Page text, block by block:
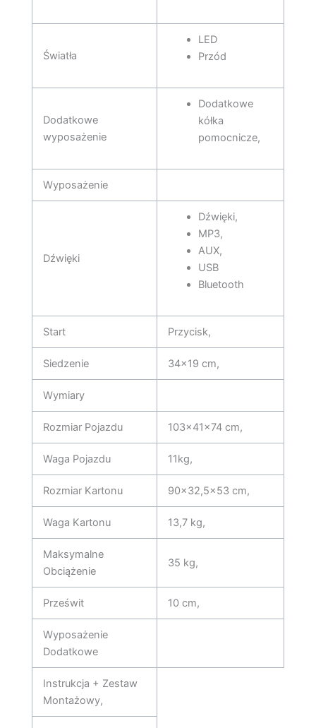
Światła
LED
Przód
Dodatkowe
wyposażenie
Dodatkowe
kółka
pomocnicze,
Wyposażenie
Dźwięki
Dźwięki,
MP3,
AUX,
USB
Bluetooth
Start Przycisk,
Siedzenie 34×19 cm,
Wymiary
Rozmiar Pojazdu 103x41x74 cm,
Waga Pojazdu 11kg,
Rozmiar Kartonu 90×32,5×53 cm,
Waga Kartonu 13,7 kg,
Maksymalne
Obciążenie
35 kg,
Prześwit 10 cm,
Wyposażenie
Dodatkowe
Instrukcja + Zestaw
Montażowy,